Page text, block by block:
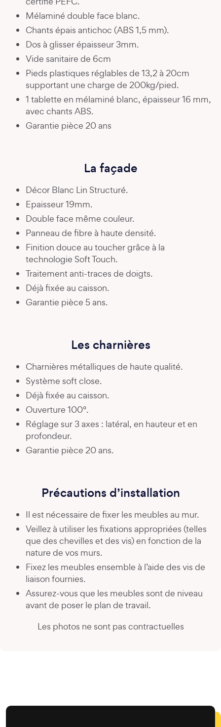
Mélaminé double face blanc.
Chants épais antichoc (ABS 1,5 mm).
Dos à glisser épaisseur 3mm.
Vide sanitaire de 6cm
Pieds plastiques réglables de 13,2 à 20cm
supportant une charge de 200kg/pied.
1 tablette en mélaminé blanc, épaisseur 16 mm,
avec chants ABS.
Garantie pièce 20 ans
La façade
Décor Blanc Lin Structuré.
Epaisseur 19mm.
Double face même couleur.
Panneau de fibre à haute densité.
Finition douce au toucher grâce à la
technologie Soft Touch.
Traitement anti-traces de doigts.
Déjà fixée au caisson.
Garantie pièce 5 ans.
Les charnières
Charnières métalliques de haute qualité.
Système soft close.
Déjà fixée au caisson.
Ouverture 100°.
Réglage sur 3 axes : latéral, en hauteur et en
profondeur.
Garantie pièce 20 ans.
Précautions d’installation
Il est nécessaire de fixer les meubles au mur.
Veillez à utiliser les fixations appropriées (telles
que des chevilles et des vis) en fonction de la
nature de vos murs.
Fixez les meubles ensemble à l’aide des vis de
liaison fournies.
Assurez-vous que les meubles sont de niveau
avant de poser le plan de travail.
Les photos ne sont pas contractuelles